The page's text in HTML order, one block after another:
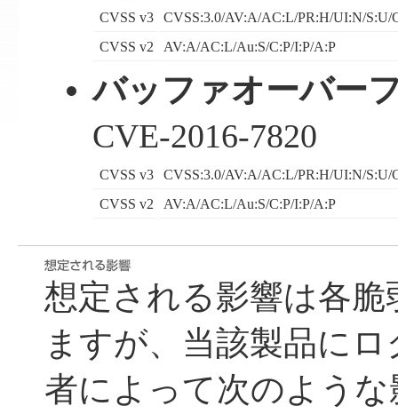
CVSS v3
CVSS:3.0/AV:A/AC:L/PR:H/UI:N/S:U/
CVSS v2
AV:A/AC:L/Au:S/C:P/I:P/A:P
バッファオーバー
CVE-2016-7820
CVSS v3
CVSS:3.0/AV:A/AC:L/PR:H/UI:N/S:U/
CVSS v2
AV:A/AC:L/Au:S/C:P/I:P/A:P
想定される影響は各
ますが、当該製品に
者によって次のよう